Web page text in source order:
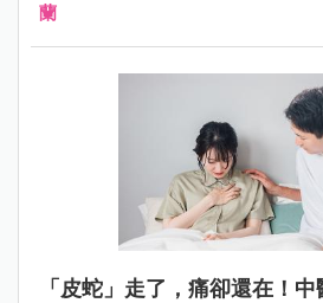
蘭
「皮蛇」走了，痛卻還在！